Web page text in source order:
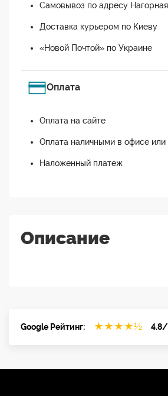
Самовывоз по адресу
Доставка курьером по Киеву
«Новой Почтой» по Украине
Оплата
Оплата на сайте
Оплата наличными в офисе или
Наложенный платеж
Описание
Google Рейтинг: ★ ★ ★ ★½